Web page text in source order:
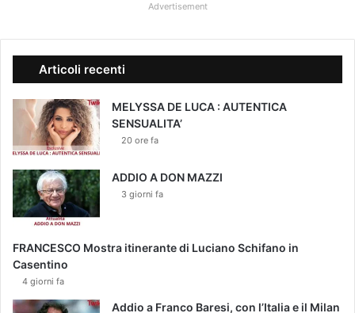
Advertisement
Articoli recenti
MELYSSA DE LUCA : AUTENTICA
SENSUALITA’
20 ore fa
ADDIO A DON MAZZI
3 giorni fa
FRANCESCO Mostra itinerante di Luciano Schifano in
Casentino
4 giorni fa
Addio a Franco Baresi, con l’Italia e il Milan